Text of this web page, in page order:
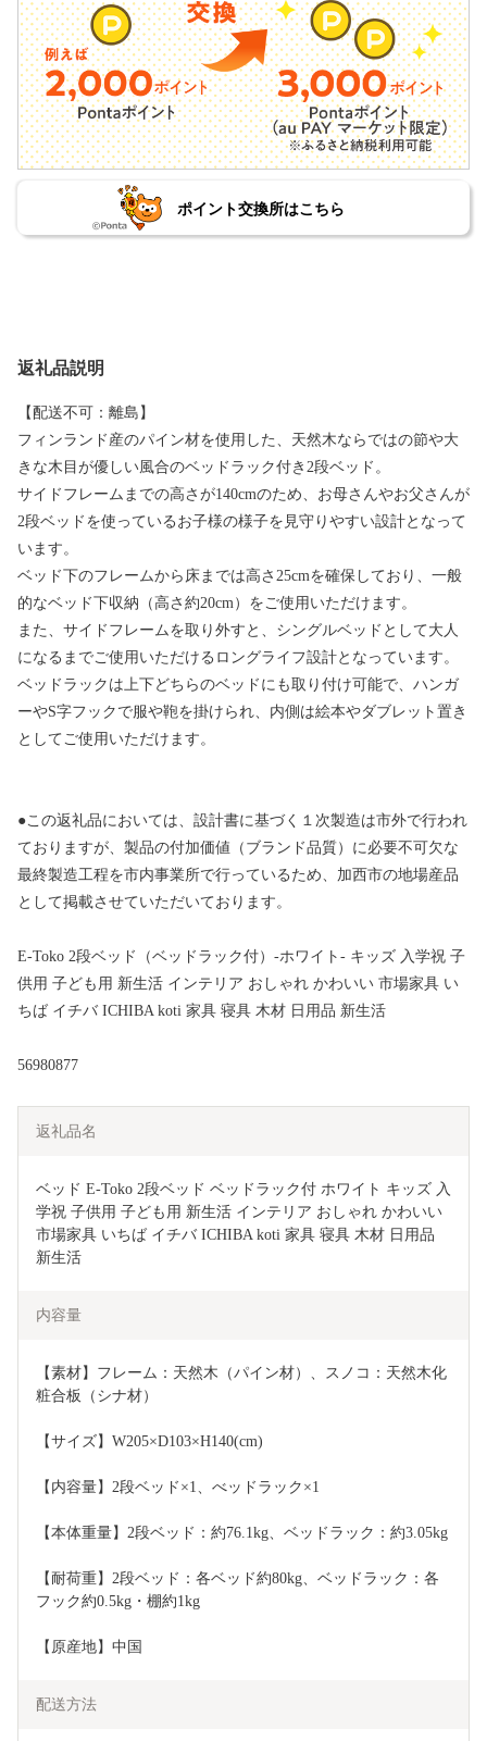
ポイント交換所はこちら
返礼品説明
【配送不可：離島】
フィンランド産のパイン材を使用した、天然木ならではの節や大
きな木目が優しい風合のベッドラック付き2段ベッド。
サイドフレームまでの高さが140cmのため、お母さんやお父さんが
2段ベッドを使っているお子様の様子を見守りやすい設計となって
います。
ベッド下のフレームから床までは高さ25cmを確保しており、一般
的なベッド下収納（高さ約20cm）をご使用いただけます。
また、サイドフレームを取り外すと、シングルベッドとして大人
になるまでご使用いただけるロングライフ設計となっています。
ベッドラックは上下どちらのベッドにも取り付け可能で、ハンガ
ーやS字フックで服や鞄を掛けられ、内側は絵本やダブレット置き
としてご使用いただけます。
●この返礼品においては、設計書に基づく１次製造は市外で行われ
ておりますが、製品の付加価値（ブランド品質）に必要不可欠な
最終製造工程を市内事業所で行っているため、加西市の地場産品
として掲載させていただいております。
E-Toko 2段ベッド（ベッドラック付）-ホワイト- キッズ 入学祝 子
供用 子ども用 新生活 インテリア おしゃれ かわいい 市場家具 い
ちば イチバ ICHIBA koti 家具 寝具 木材 日用品 新生活
56980877
返礼品名
ベッド E-Toko 2段ベッド ベッドラック付 ホワイト キッズ 入
学祝 子供用 子ども用 新生活 インテリア おしゃれ かわいい
市場家具 いちば イチバ ICHIBA koti 家具 寝具 木材 日用品
新生活
内容量
【素材】フレーム：天然木（パイン材）、スノコ：天然木化
粧合板（シナ材）
【サイズ】W205×D103×H140(cm)
【内容量】2段ベッド×1、べッドラック×1
【本体重量】2段ベッド：約76.1kg、ベッドラック：約3.05kg
【耐荷重】2段ベッド：各ベッド約80kg、ベッドラック：各
フック約0.5kg・棚約1kg
【原産地】中国
配送方法